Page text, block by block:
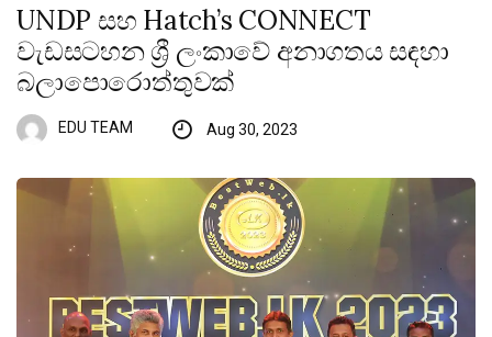
UNDP සහ Hatch’s CONNECT
වැඩසටහන ශ්‍රී ලංකාවේ අනාගතය සඳහා
බලාපොරොත්තුවක්
EDU TEAM Aug 30, 2023